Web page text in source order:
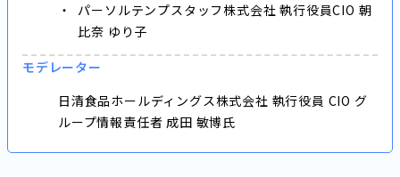
パーソルテンプスタッフ株式会社 執行役員CIO 朝
比奈 ゆり子
モデレーター
日清食品ホールディングス株式会社 執行役員 CIO グ
ループ情報責任者 成田 敏博氏